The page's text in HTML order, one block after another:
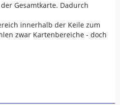
Gesamtkarte. Dadurch
innerhalb der Keile zum
zwar Kartenbereiche - doch